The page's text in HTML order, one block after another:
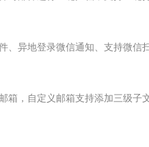
、异地登录微信通知、支持微信
箱，自定义邮箱支持添加三级子